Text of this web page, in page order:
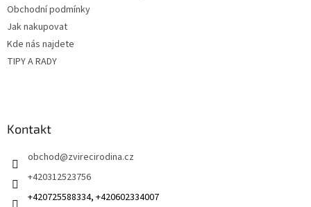
Obchodní podmínky
Jak nakupovat
Kde nás najdete
TIPY A RADY
Kontakt
obchod@zvirecirodina.cz
+420312523756
+420725588334, +420602334007